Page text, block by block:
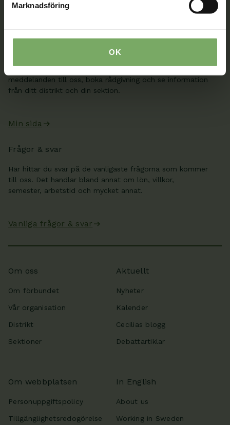
Marknadsföring
OK
Kontaktuppgifter
Min sida
dina fakturor på Min sida. Där kan du även skicka säkra
meddelanden till oss, boka rådgivning och se information
från ditt distrikt och din sektion.
Min sida
Frågor & svar
Här hittar du svar på de vanligaste frågorna som kommer
till oss. Det handlar bland annat om lön, villkor,
semester, arbetstid och mycket annat.
Vanliga frågor & svar
Om oss
Om förbundet
Vår organisation
Distrikt
Sektioner
Aktuellt
Nyheter
Kalender
Cecilias blogg
Debattartiklar
Om webbplatsen
Personuppgiftspolicy
Tillgänglighetsredogörelse
In English
About us
Working in Sweden